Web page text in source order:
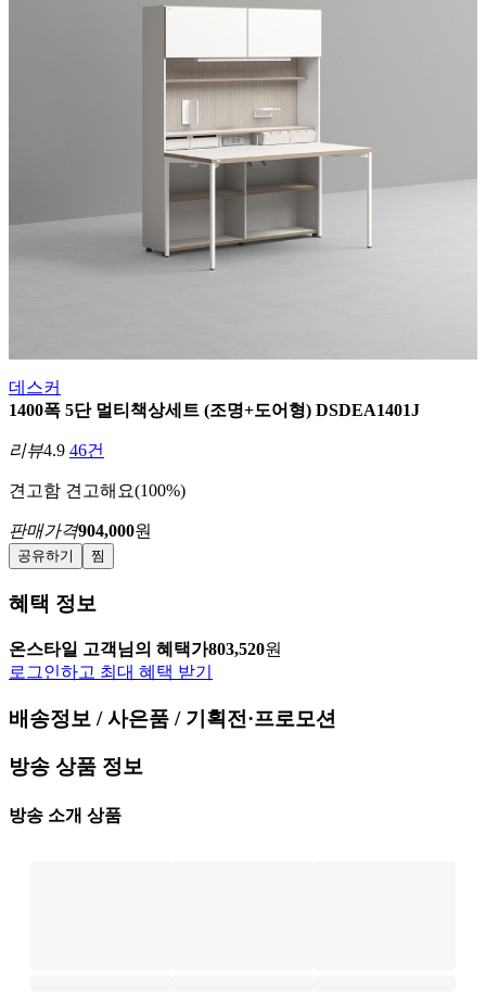
데스커
1400폭 5단 멀티책상세트 (조명+도어형) DSDEA1401J
리뷰4.9 46건
견고함 견고해요(100%)
판매가격904,000원
공유하기 찜
혜택 정보
온스타일 고객님의 혜택가803,520원
로그인하고 최대 혜택 받기
배송정보 / 사은품 / 기획전·프로모션
방송 상품 정보
방송 소개 상품